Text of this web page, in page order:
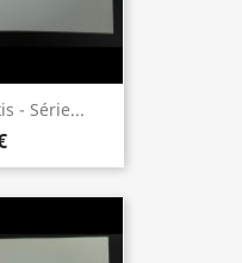
- Série...